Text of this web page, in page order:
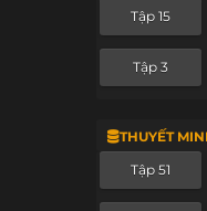
Tập 15
Tập 3
THUYẾT
Tập 51